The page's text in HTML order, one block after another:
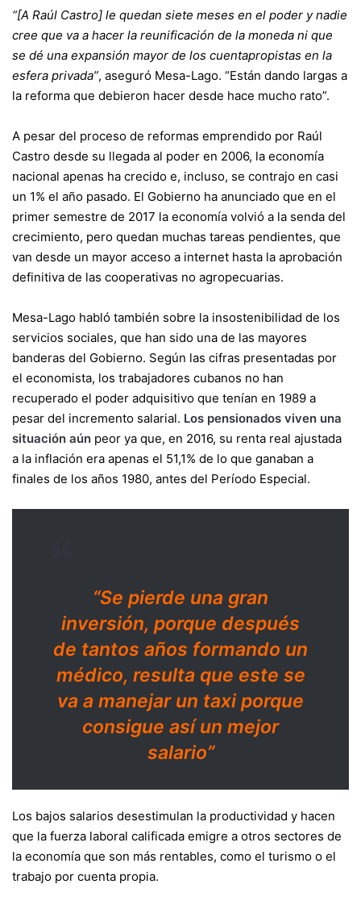
“[A Raúl Castro] le quedan siete meses en el poder y nadie
cree que va a hacer la reunificación de la moneda ni que
se dé una expansión mayor de los cuentapropistas en la
esfera privada”, aseguró Mesa-Lago. “Están dando largas a
la reforma que debieron hacer desde hace mucho rato”.
A pesar del proceso de reformas emprendido por Raúl
Castro desde su llegada al poder en 2006, la economía
nacional apenas ha crecido e, incluso, se contrajo en casi
un 1% el año pasado. El Gobierno ha anunciado que en el
primer semestre de 2017 la economía volvió a la senda del
crecimiento, pero quedan muchas tareas pendientes, que
van desde un mayor acceso a internet hasta la aprobación
definitiva de las cooperativas no agropecuarias.
Mesa-Lago habló también sobre la insostenibilidad de los
servicios sociales, que han sido una de las mayores
banderas del Gobierno. Según las cifras presentadas por
el economista, los trabajadores cubanos no han
recuperado el poder adquisitivo que tenían en 1989 a
pesar del incremento salarial. Los pensionados viven una
situación aún peor ya que, en 2016, su renta real ajustada
a la inflación era apenas el 51,1% de lo que ganaban a
finales de los años 1980, antes del Período Especial.
“Se pierde una gran
inversión, porque después
de tantos años formando un
médico, resulta que este se
va a manejar un taxi porque
consigue así un mejor
salario”
Los bajos salarios desestimulan la productividad y hacen
que la fuerza laboral calificada emigre a otros sectores de
la economía que son más rentables, como el turismo o el
trabajo por cuenta propia.